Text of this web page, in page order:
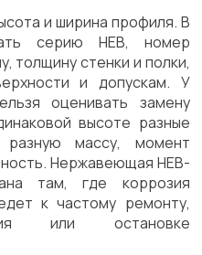
и ширина профиля. В
серию HEB, номер
толщину стенки и полки,
и допускам. У
оценивать замену
высоте разные
массу, момент
Нержавеющая HEB-
там, где коррозия
к частому ремонту,
или остановке